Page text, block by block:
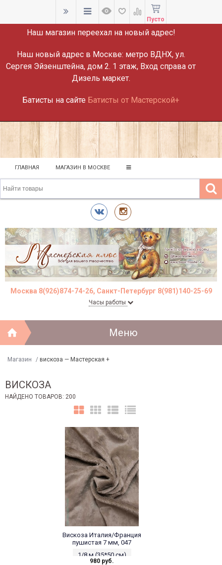
ВНИМАНИЕ!
Наш магазин переехал на новый адрес!
Наш новый адрес в Москве: метро ВДНХ, ул.
Сергея Эйзенштейна, дом 2. 1 этаж, Вход справа от
Дизель маркет.
Батисты на сайте Батисты от Мастерской+
Пусто
ГЛАВНАЯ МАГАЗИН В МОСКВЕ
Москва 8(926)874-74-26, Санкт-Петербург 8(981)140-25-69
Часы работы
Меню
Магазин / вискоза — Мастерская +
ВИСКОЗА
НАЙДЕНО ТОВАРОВ: 200
Вискоза Италия/Франция
пушистая 7 мм, 047
1/8 м (35*50 см)
980 руб.